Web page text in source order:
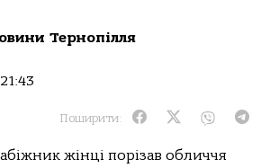
Тернопілля
Поширити: